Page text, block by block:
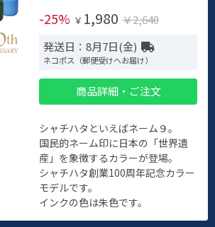
-25% ￥ 1,980 ￥2,640
発送日：8月7日(金)
ネコポス（郵便受けへお届け）
商品詳細・ご注文
シャチハタといえばネーム９。
国民的ネーム印に日本の「世界遺
産」を象徴するカラーが登場。
シャチハタ創業100周年記念カラー
モデルです。
インクの色は朱色です。